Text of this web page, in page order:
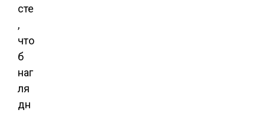
сте
,
что
б
наг
ля
дн